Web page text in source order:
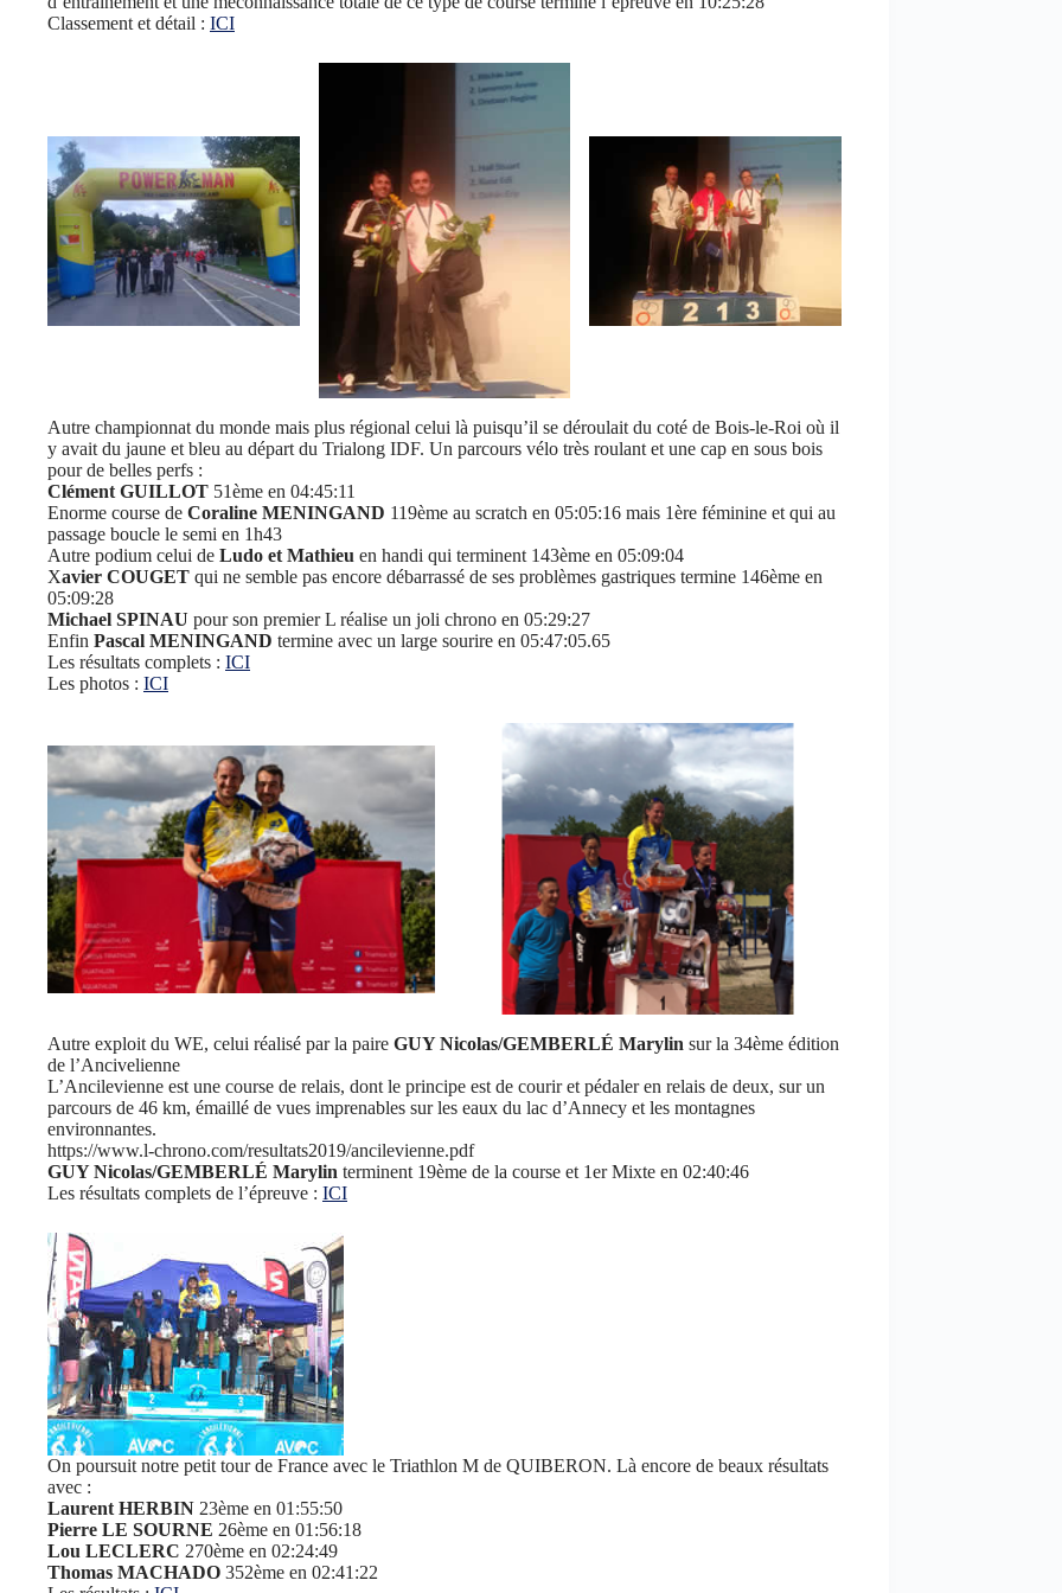
Classement et détail : ICI
Autre championnat du monde mais plus régional celui là puisqu’il se déroulait du coté de Bois-le-Roi où il
y avait du jaune et bleu au départ du Trialong IDF. Un parcours vélo très roulant et une cap en sous bois
pour de belles perfs :
Clément GUILLOT 51ème en 04:45:11
Enorme course de Coraline MENINGAND 119ème au scratch en 05:05:16 mais 1ère féminine et qui au
passage boucle le semi en 1h43
Autre podium celui de Ludo et Mathieu en handi qui terminent 143ème en 05:09:04
Xavier COUGET qui ne semble pas encore débarrassé de ses problèmes gastriques termine 146ème en
05:09:28
Michael SPINAU pour son premier L réalise un joli chrono en 05:29:27
Enfin Pascal MENINGAND termine avec un large sourire en 05:47:05.65
Les résultats complets : ICI
Les photos : ICI
Autre exploit du WE, celui réalisé par la paire GUY Nicolas/GEMBERLÉ Marylin sur la 34ème édition
de l’Ancivelienne
L’Ancilevienne est une course de relais, dont le principe est de courir et pédaler en relais de deux, sur un
parcours de 46 km, émaillé de vues imprenables sur les eaux du lac d’Annecy et les montagnes
environnantes.
https://www.l-chrono.com/resultats2019/ancilevienne.pdf
GUY Nicolas/GEMBERLÉ Marylin terminent 19ème de la course et 1er Mixte en 02:40:46
Les résultats complets de l’épreuve : ICI
On poursuit notre petit tour de France avec le Triathlon M de QUIBERON. Là encore de beaux résultats
avec :
Laurent HERBIN 23ème en 01:55:50
Pierre LE SOURNE 26ème en 01:56:18
Lou LECLERC 270ème en 02:24:49
Thomas MACHADO 352ème en 02:41:22